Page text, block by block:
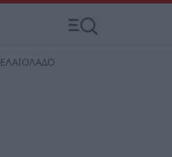
ΕΛΑΙΟΛΑΔΟ